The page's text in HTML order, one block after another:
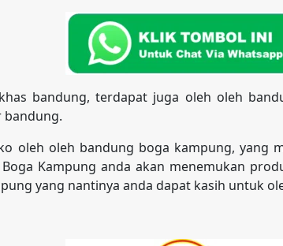
bandung, terdapat juga oleh oleh
bandung.
oleh oleh bandung boga kampung, yang
Kampung anda akan menemukan
yang nantinya anda dapat kasih untuk